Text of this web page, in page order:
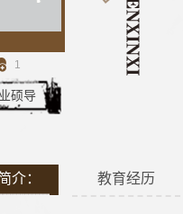
1
硕导
介： 教育经历